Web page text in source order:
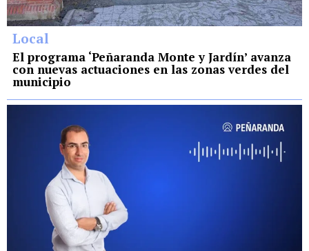
Local
El programa ‘Peñaranda Monte y Jardín’ avanza
con nuevas actuaciones en las zonas verdes del
municipio